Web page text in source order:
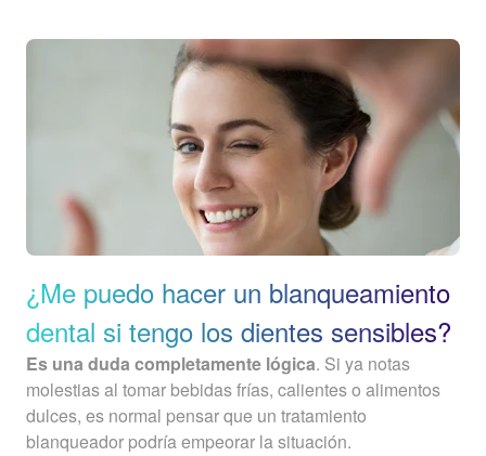
¿Me puedo hacer un blanqueamiento
dental si tengo los dientes sensibles?
Es una duda completamente lógica. Si ya notas
molestias al tomar bebidas frías, calientes o alimentos
dulces, es normal pensar que un tratamiento
blanqueador podría empeorar la situación.